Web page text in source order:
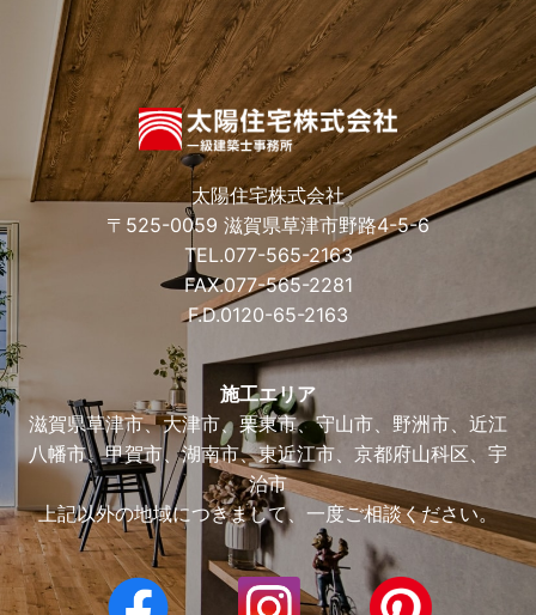
太陽住宅株式会社
〒525-0059 滋賀県草津市野路4-5-6
TEL.077-565-2163
FAX.077-565-2281
F.D.0120-65-2163
施工エリア
滋賀県草津市、大津市、栗東市、守山市、野洲市、近江
八幡市、甲賀市、湖南市、東近江市、京都府山科区、宇
治市
上記以外の地域につきまして、一度ご相談ください。